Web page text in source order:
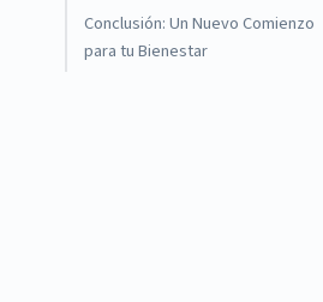
Conclusión: Un Nuevo Comienzo
para tu Bienestar